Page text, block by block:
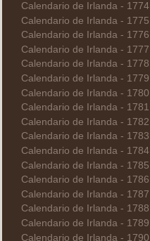
Calendario de Irlanda - 1774
Calendario de Irlanda - 1775
Calendario de Irlanda - 1776
Calendario de Irlanda - 1777
Calendario de Irlanda - 1778
Calendario de Irlanda - 1779
Calendario de Irlanda - 1780
Calendario de Irlanda - 1781
Calendario de Irlanda - 1782
Calendario de Irlanda - 1783
Calendario de Irlanda - 1784
Calendario de Irlanda - 1785
Calendario de Irlanda - 1786
Calendario de Irlanda - 1787
Calendario de Irlanda - 1788
Calendario de Irlanda - 1789
Calendario de Irlanda - 1790